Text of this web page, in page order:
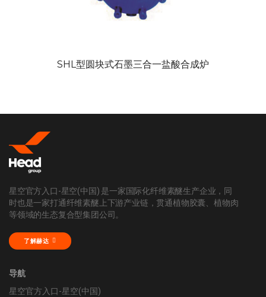
SHL型圆块式石墨三合一盐酸合成炉
星空官方入口-星空(中国) 是一家国际化纤维素醚生产企业，同
时也是一家打通纤维素醚上下游产业链，贯通植物胶囊、植物肉
等领域的生态复合型集团公司。
了解赫达
导航
星空官方入口-星空(中国)